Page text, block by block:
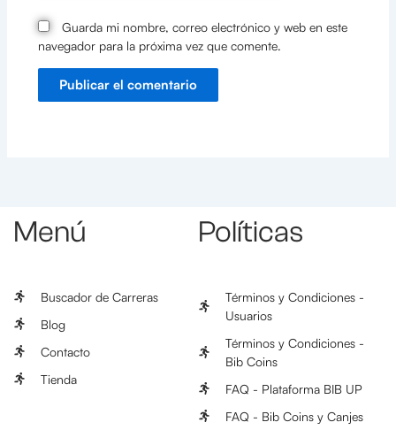
Guarda mi nombre, correo electrónico y web en este
navegador para la próxima vez que comente.
Menú
Buscador de Carreras
Blog
Contacto
Tienda
Políticas
Términos y Condiciones -
Usuarios
Términos y Condiciones -
Bib Coins
FAQ - Plataforma BIB UP
FAQ - Bib Coins y Canjes